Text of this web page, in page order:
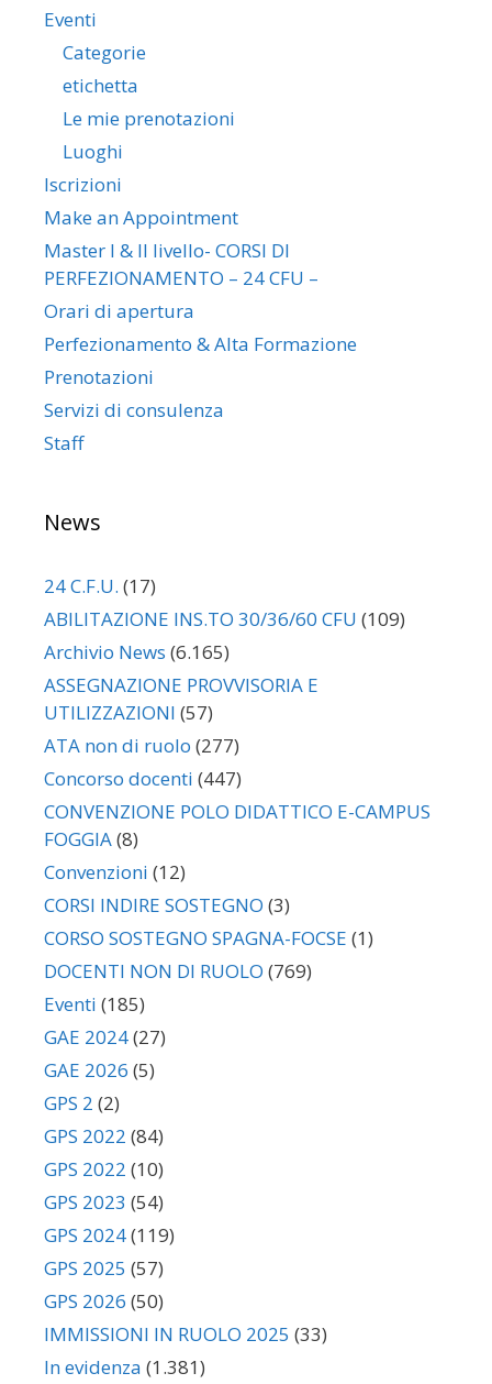
Eventi
Categorie
etichetta
Le mie prenotazioni
Luoghi
Iscrizioni
Make an Appointment
Master I & II livello- CORSI DI
PERFEZIONAMENTO – 24 CFU –
Orari di apertura
Perfezionamento & Alta Formazione
Prenotazioni
Servizi di consulenza
Staff
News
24 C.F.U. (17)
ABILITAZIONE INS.TO 30/36/60 CFU (109)
Archivio News (6.165)
ASSEGNAZIONE PROVVISORIA E
UTILIZZAZIONI (57)
ATA non di ruolo (277)
Concorso docenti (447)
CONVENZIONE POLO DIDATTICO E-CAMPUS
FOGGIA(8)
Convenzioni (12)
CORSI INDIRE SOSTEGNO (3)
CORSO SOSTEGNO SPAGNA-FOCSE (1)
DOCENTI NON DI RUOLO (769)
Eventi (185)
GAE 2024(27)
GAE 2026 (5)
GPS 2 (2)
GPS 2022 (84)
GPS 2022 (10)
GPS 2023 (54)
GPS 2024(119)
GPS 2025 (57)
GPS 2026 (50)
IMMISSIONI IN RUOLO 2025 (33)
In evidenza (1.381)